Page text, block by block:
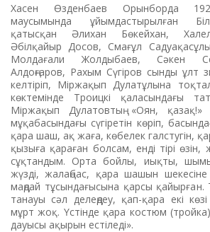
Хасен Өзденбаев Орынборда
маусымында ұйымдастырылған
қатысқан Әлихан Бөкейхан,
Әбілқайыр Досов, Смағұл
Молдағали Жолдыбаев, Сәкен
Алдоңғаров, Рахым Сүгіров сынды ұлт
келтіріп, Мір­жақып Дулатұлына
көктемінде Троицкі қаласындағы
Міржақып Дула­тов­тың «Оян, қазақ!»
мұқабасындағы сүгі­ретін көріп,
қара шаш, ақ жаға, көбелек галстугін,
қызыға қараған болсам, енді тірі
сұқтандым. Орта бойлы, иықты,
жүзді, жалаңбас, қара шашын
маңдай тұсындағысына қарсы қайырған.
танауы сәл делеңдеу, қап-қара екі
мұрт жоқ. Үстінде қара костюм
дауысы ақырын естіледі».